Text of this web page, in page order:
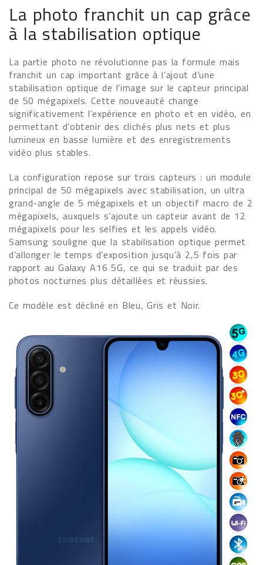
La photo franchit un cap grâce
à la stabilisation optique
La partie photo ne révolutionne pas la formule mais
franchit un cap important grâce à l’ajout d’une
stabilisation optique de l’image sur le capteur principal
de 50 mégapixels. Cette nouveauté change
significativement l’expérience en photo et en vidéo, en
permettant d’obtenir des clichés plus nets et plus
lumineux en basse lumière et des enregistrements
vidéo plus stables.
La configuration repose sur trois capteurs : un module
principal de 50 mégapixels avec stabilisation, un ultra
grand-angle de 5 mégapixels et un objectif macro de 2
mégapixels, auxquels s’ajoute un capteur avant de 12
mégapixels pour les selfies et les appels vidéo.
Samsung souligne que la stabilisation optique permet
d’allonger le temps d’exposition jusqu’à 2,5 fois par
rapport au Galaxy A16 5G, ce qui se traduit par des
photos nocturnes plus détaillées et réussies.
Ce modèle est décliné en Bleu, Gris et Noir.